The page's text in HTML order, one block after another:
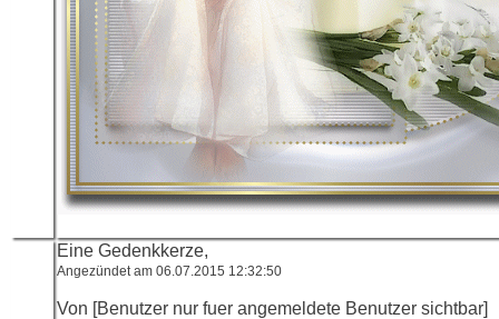
Eine Gedenkkerze,
Angezündet am 06.07.2015 12:32:50
Von [Benutzer nur fuer angemeldete Benutzer sichtbar]